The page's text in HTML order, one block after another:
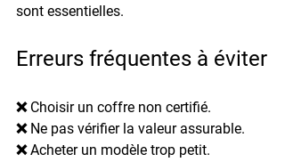
sont essentielles.
Erreurs fréquentes à éviter
❌ Choisir un coffre non certifié.
❌ Ne pas vérifier la valeur assurable.
❌ Acheter un modèle trop petit.